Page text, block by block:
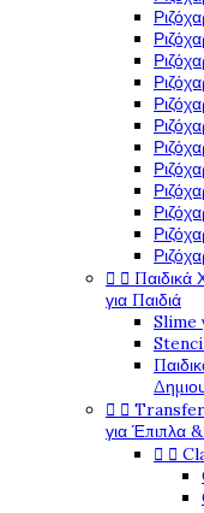
  Παιδικά
για Παιδιά
Slime
  Transfer
για Έπιπλα
 